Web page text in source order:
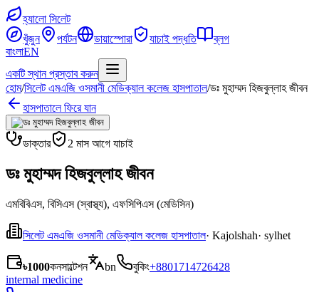
হ্যালো সিলেট
খুঁজুন
পর্যটন ডায়াস্পোরা যাচাই পদ্ধতি
ব্লগ
বাংলাEN
একটি স্থান প্রস্তাব করুন
হোম/সিলেট এমএজি ওসমানী মেডিক্যাল কলেজ হাসপাতাল/ডঃ মুহাম্মদ হিজবুল্লাহ জীবন
হাসপাতালে ফিরে যান
ডাক্তার 2 মাস আগে যাচাই
ডঃ মুহাম্মদ হিজবুল্লাহ জীবন
এমবিবিএস, বিসিএস (স্বাস্থ্য), এফসিপিএস (মেডিসিন)
সিলেট এমএজি ওসমানী মেডিক্যাল কলেজ হাসপাতাল· Kajolshah· sylhet
৳1000কনসাল্টেশন bn বুকিং+8801714726428
internal medicine